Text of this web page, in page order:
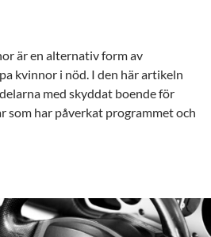
är en alternativ form av
kvinnor i nöd. I den här artikeln
med skyddat boende för
som har påverkat programmet och